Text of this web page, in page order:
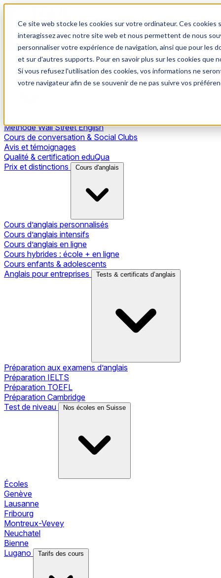
Ce site web stocke les cookies sur votre ordinateur. Ces
interagissez avec notre site web et nous permettent de nous
personnaliser votre expérience de navigation, ainsi que pour les
et sur d'autres supports. Pour en savoir plus sur les cookies
Si vous refusez l'utilisation des cookies, vos informations ne
votre navigateur afin de se souvenir de ne pas suivre vos
Notre méthode
Méthode Wall Street English
Cours de conversation & Social Clubs
Avis et témoignages
Qualité & certification eduQua
Prix et distinctions
Cours d'anglais
Cours d’anglais personnalisés
Cours d’anglais intensifs
Cours d’anglais en ligne
Cours hybrides : école + en ligne
Cours enfants & adolescents
Anglais pour entreprises
Tests & certificats d’anglais
Préparation aux examens d’anglais
Préparation IELTS
Préparation TOEFL
Préparation Cambridge
Test de niveau
Nos écoles en Suisse
Écoles
Genève
Lausanne
Fribourg
Montreux-Vevey
Neuchatel
Bienne
Lugano
Tarifs des cours